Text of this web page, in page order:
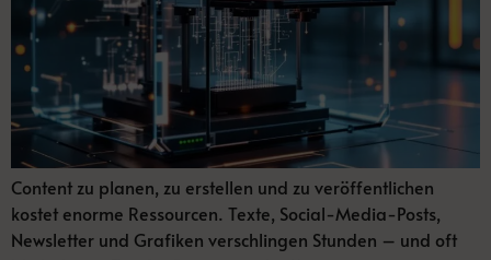
Content zu planen, zu erstellen und zu veröffentlichen
kostet enorme Ressourcen. Texte, Social-Media-Posts,
Newsletter und Grafiken verschlingen Stunden – und oft